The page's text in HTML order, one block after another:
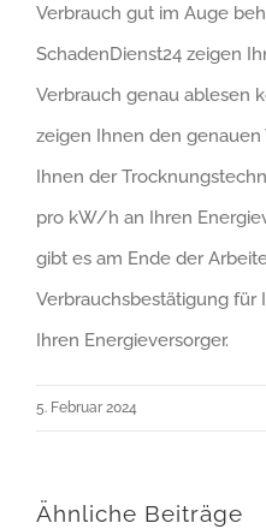
Verbrauch gut im Auge
SchadenDienst24 zeigen
Verbrauch genau ablesen
zeigen Ihnen den
Ihnen der
pro kW/h an Ihren
gibt es am Ende der
Verbrauchsbestätigung für
Ihren Energieversorger.
5. Februar 2024
Ähnliche Beiträge